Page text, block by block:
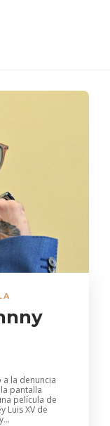
la denuncia
pantalla
película de
Luis XV de